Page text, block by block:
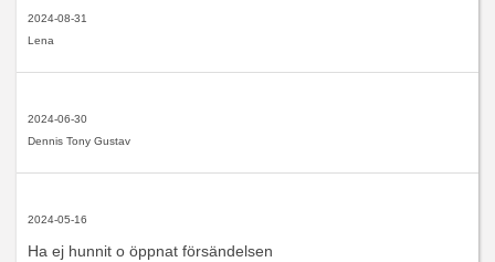
2024-08-31
Lena
2024-06-30
Dennis Tony Gustav
2024-05-16
Ha ej hunnit o öppnat försändelsen